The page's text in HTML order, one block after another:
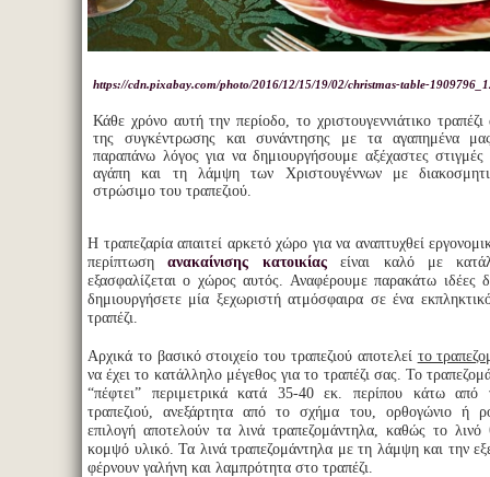
https://cdn.pixabay.com/photo/2016/12/15/19/02/christmas-table-
Κάθε χρόνο αυτή την περίοδο, το χριστουγεννιάτικο
της συγκέντρωσης και συνάντησης με τα αγαπημένα
παραπάνω λόγος για να δημιουργήσουμε αξέχαστες
αγάπη και τη λάμψη των Χριστουγέννων με
στρώσιμο του τραπεζιού.
Η τραπεζαρία απαιτεί αρκετό χώρο για να αναπτυχθεί
περίπτωσηανακαίνισης κατοικίαςείναι καλό με
εξασφαλίζεται ο χώρος αυτός. Αναφέρουμε παρακάτω ιδέες
δημιουργήσετε μία ξεχωριστή ατμόσφαιρα σε ένα εκπληκτικό
τραπέζι.
Αρχικά το βασικό στοιχείο του τραπεζιού αποτελεί το
να έχει το κατάλληλο μέγεθος για το τραπέζι σας. Το
“πέφτει” περιμετρικά κατά 35-40 εκ. περίπου κάτω από
τραπεζιού, ανεξάρτητα από το σχήμα του, ορθογώνιο ή
επιλογή αποτελούν τα λινά τραπεζομάντηλα, καθώς το λινό
κομψό υλικό. Τα λινά τραπεζομάντηλα με τη λάμψη και την
φέρνουν γαλήνη και λαμπρότητα στο τραπέζι.